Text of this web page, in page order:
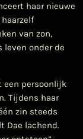
haar nieuwe
haarzelf
van zon,
leven onder de
een persoonlijk
Tijdens haar
zin steeds
Dae lachend.